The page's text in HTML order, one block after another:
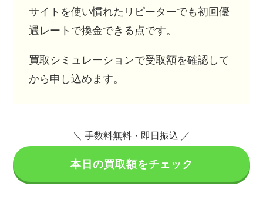
サイトを使い慣れたリピーターでも初回優
遇レートで換金できる点です。
買取シミュレーションで受取額を確認して
から申し込めます。
＼ 手数料無料・即日振込 ／
本日の買取額をチェック